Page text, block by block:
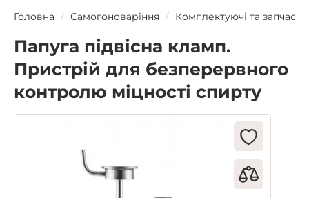
Головна Самогоноваріння Комплектуючі та
Папуга підвісна кламп.
Пристрій для безперервного
контролю міцності спирту